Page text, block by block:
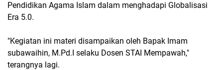
Pendidikan Agama Islam dalam menghadapi Globalisasi
Era 5.0.
"Kegiatan ini materi disampaikan oleh Bapak Imam
subawaihin, M.Pd.I selaku Dosen STAI Mempawah,"
terangnya lagi.